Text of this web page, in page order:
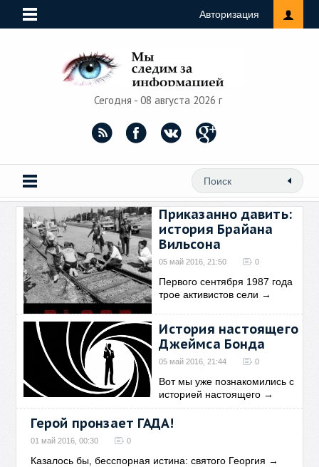
Авторизация
Сегодня - 08 августа 2026 г
Приказанно давить:
история Брайана
Вильсона
05 май 2016, 21:50 0
Первого сентября 1987 года
трое активистов сели →
История настоящего
Джеймса Бонда
05 май 2016, 21:44 0
Вот мы уже познакомились с
историей настоящего →
Герой пронзает ГАДА!
01 май 2016, 00:30 0
Казалось бы, бесспорная истина: святого Георгия →